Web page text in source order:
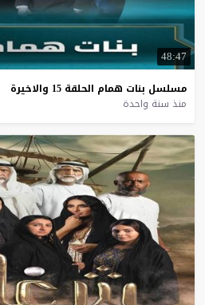
48:47
مسلسل بنات همام الحلقة 15 والاخيرة
منذ سنة واحدة